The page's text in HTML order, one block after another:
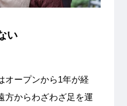
い
オープンから1年が経
方からわざわざ足を運